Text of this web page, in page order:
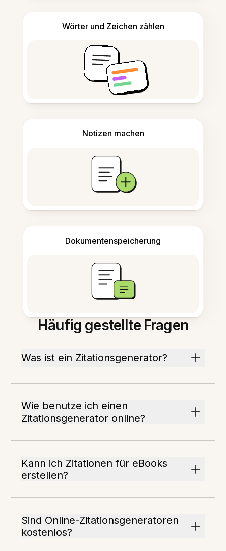
Wörter und Zeichen zählen
Notizen machen
Dokumentenspeicherung
Häufig gestellte Fragen
Was ist ein Zitationsgenerator?
Wie benutze ich einen
Zitationsgenerator online?
Kann ich Zitationen für eBooks
erstellen?
Sind Online-Zitationsgeneratoren
kostenlos?